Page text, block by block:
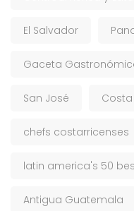
El Salvador
Gaceta
San José Costa
chefs costarricenses
latin america's 50
Antigua Guatemala